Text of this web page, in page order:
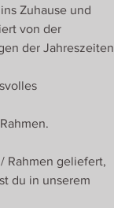
Zuhause und
von der
der Jahreszeiten
Rahmen geliefert,
du in unserem